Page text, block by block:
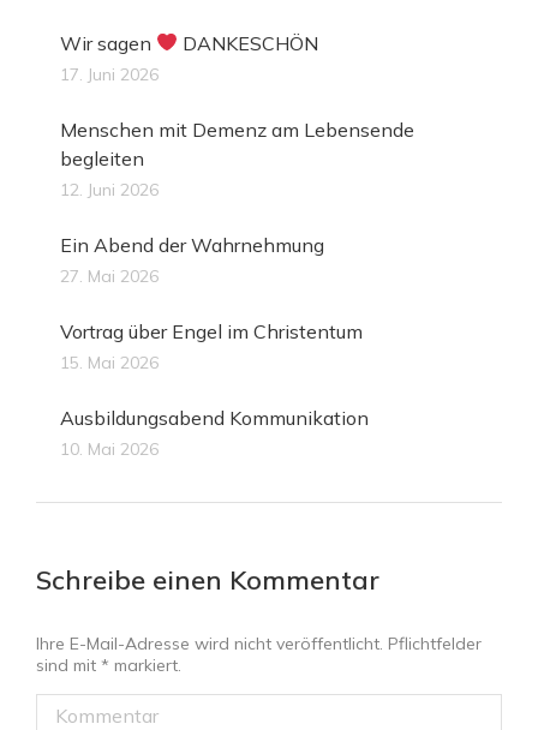
Wir sagen DANKESCHÖN
17. Juni 2026
Menschen mit Demenz am Lebensende
begleiten
12. Juni 2026
Ein Abend der Wahrnehmung
27. Mai 2026
Vortrag über Engel im Christentum
15. Mai 2026
Ausbildungsabend Kommunikation
10. Mai 2026
Schreibe einen Kommentar
Ihre E-Mail-Adresse wird nicht veröffentlicht. Pflichtfelder
sind mit * markiert.
Kommentar